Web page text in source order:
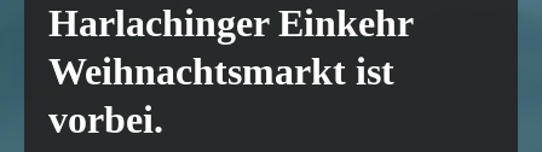
Harlachinger Einkehr
Weihnachtsmarkt ist
vorbei.